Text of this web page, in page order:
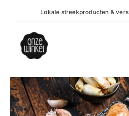
inhoud
Lokale streekproducten &
Kalkoenworst
aantal